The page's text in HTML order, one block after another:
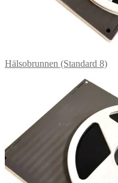
Hälsobrunnen (Standard 8)